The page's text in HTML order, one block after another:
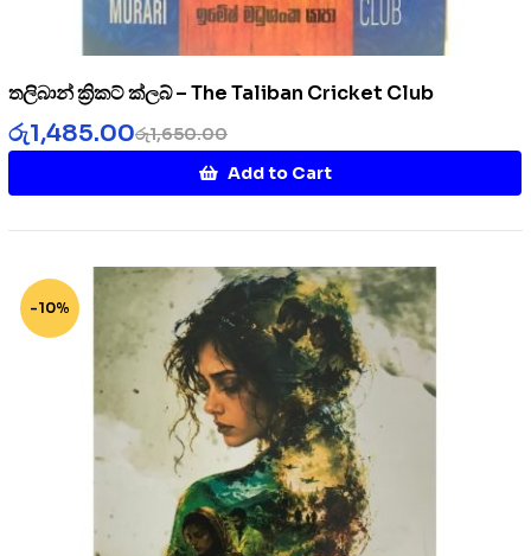
තලිබාන් ක්‍රිකට් ක්ලබ් – The Taliban Cricket Club
රු1,650.00
රු1,485.00
Add to Cart
-10%